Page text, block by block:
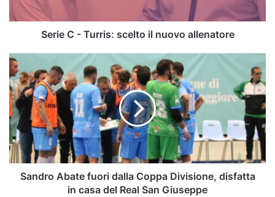
allenatore
Serie C - Turris: scelto il nuovo allenatore
Sandro
Abate
fuori
dalla
Coppa
Divisione,
disfatta
in
casa
Sandro Abate fuori dalla Coppa Divisione, disfatta
in casa del Real San Giuseppe